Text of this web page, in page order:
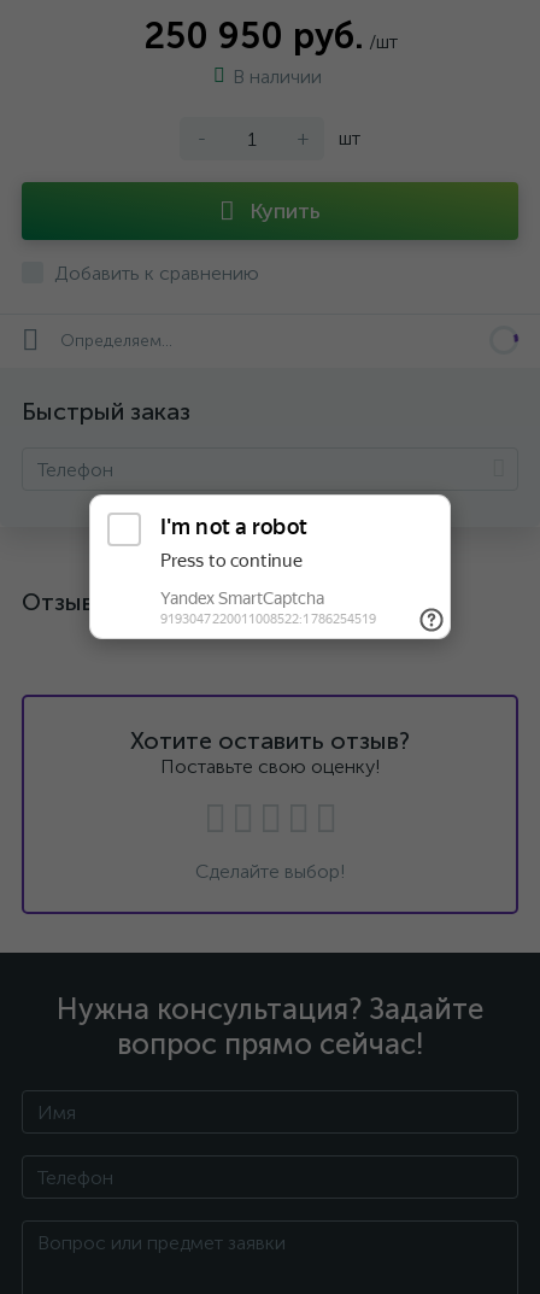
250 950 руб. /шт
В наличии
- + шт
Купить
Добавить к сравнению
Определяем...
Быстрый заказ
Отзывы
Хотите оставить отзыв?
Поставьте свою оценку!
Сделайте выбор!
Нужна консультация? Задайте
вопрос прямо сейчас!